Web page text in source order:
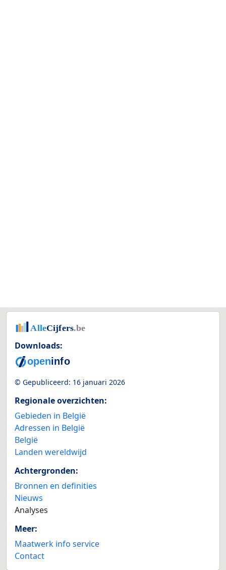
Downloads:
© Gepubliceerd: 16 januari 2026
Regionale overzichten:
Gebieden in België
Adressen in België
België
Landen wereldwijd
Achtergronden:
Bronnen en definities
Nieuws
Analyses
Meer:
Maatwerk info service
Contact